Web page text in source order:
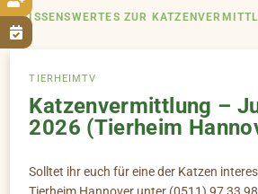

WISSENSWERTES ZUR
TIERHEIMTV
Katzenvermittlung –
2026 (Tierheim
Solltet ihr euch für eine der Katzen